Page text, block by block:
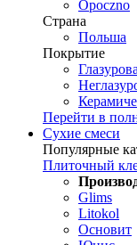
Opoczno
Страна
Польша
Покрытие
Перейти в
Сухие смеси
Популярные
Плиточный
Glims
Litokol
Основит